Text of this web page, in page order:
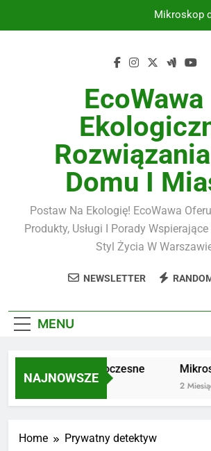
Mikroskop
Dywany
Mikroskop
Szkło hartowane 9H do
Domu I
Postaw Na Ekologię! EcoWawa
Produkty, Usługi I Porady
Styl Życia W
NEWSLETTER
MENU
NAJNOWSZE
Dywany nowoczesne
1 Miesiąc Ago 2
Home Prywatny detektyw